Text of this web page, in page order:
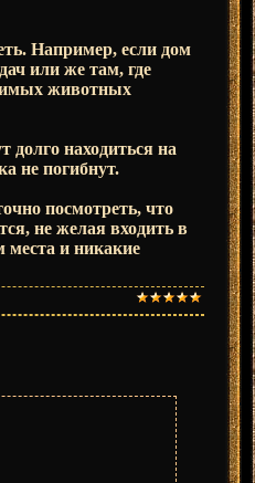
Например, если дом
или же там, где
животных
долго находиться на
не погибнут.
посмотреть, что
не желая входить в
места и никакие